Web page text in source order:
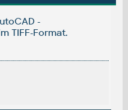
-
TIFF-Format.